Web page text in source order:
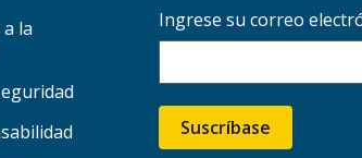
la
Ingrese su correo
Suscríbase